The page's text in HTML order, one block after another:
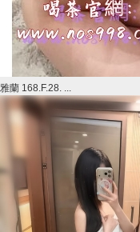
雅蘭 168.F.28. ...